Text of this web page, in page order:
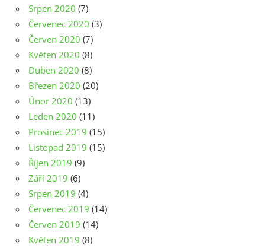
Srpen 2020 (7)
Červenec 2020 (3)
Červen 2020 (7)
Květen 2020 (8)
Duben 2020 (8)
Březen 2020 (20)
Únor 2020 (13)
Leden 2020 (11)
Prosinec 2019 (15)
Listopad 2019 (15)
Říjen 2019 (9)
Září 2019 (6)
Srpen 2019 (4)
Červenec 2019 (14)
Červen 2019 (14)
Květen 2019 (8)